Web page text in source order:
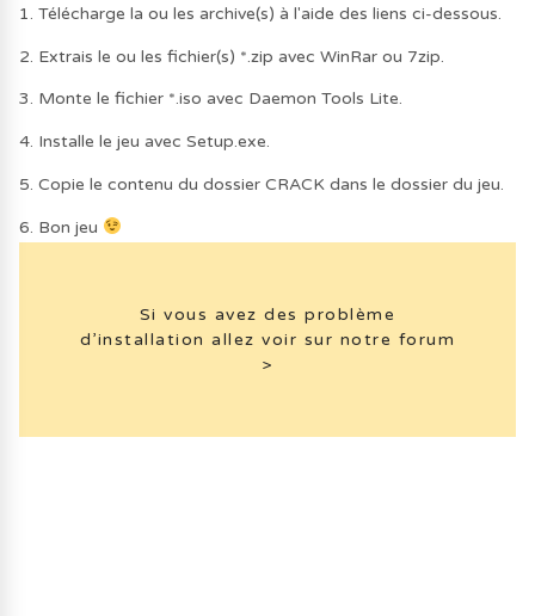
1. Télécharge la ou les archive(s) à l'aide des liens ci-dessous.
2. Extrais le ou les fichier(s) *.zip avec WinRar ou 7zip.
3. Monte le fichier *.iso avec Daemon Tools Lite.
4. Installe le jeu avec Setup.exe.
5. Copie le contenu du dossier CRACK dans le dossier du jeu.
6. Bon jeu
Si vous avez des problème
d’installation allez voir sur notre forum
>